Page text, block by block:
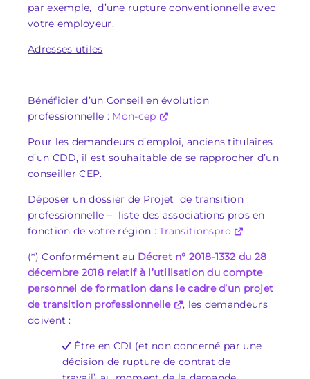
par exemple, d’une rupture conventionnelle avec
votre employeur.
Adresses utiles
Bénéficier d’un Conseil en évolution
professionnelle : Mon-cep
Pour les demandeurs d’emploi, anciens titulaires
d’un CDD, il est souhaitable de se rapprocher d’un
conseiller CEP.
Déposer un dossier de Projet de transition
professionnelle – liste des associations pros en
fonction de votre région :Transitionspro
(*) Conformément au Décret n° 2018-1332 du 28
décembre 2018 relatif à l’utilisation du compte
personnel de formation dans le cadre d’un projet
de transition professionnelle
, les demandeurs
doivent :
Être en CDI (et non concerné par une
décision de rupture de contrat de